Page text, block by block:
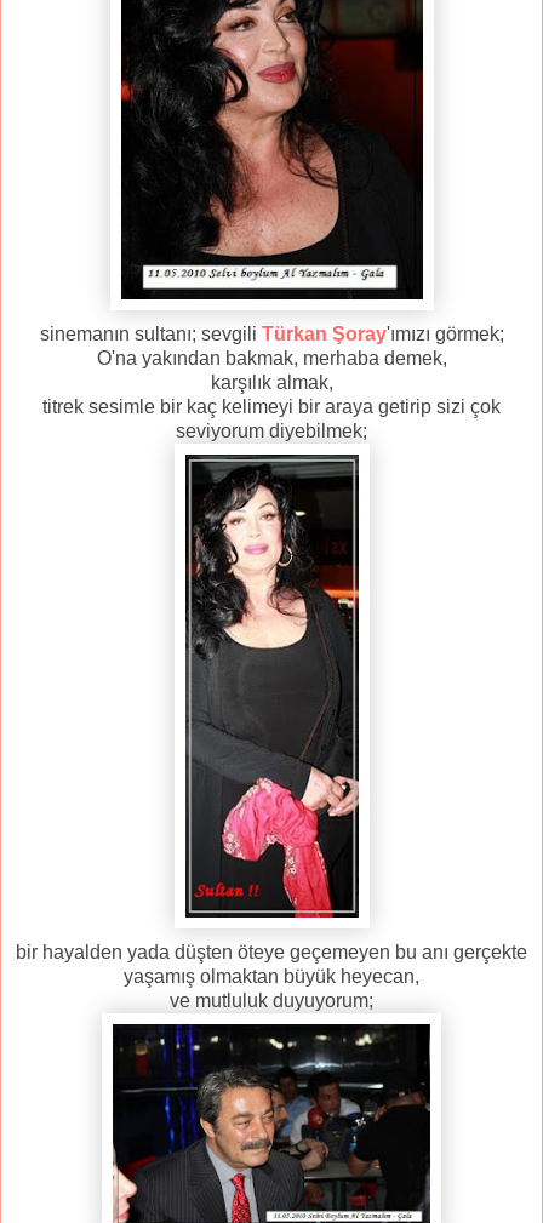
sinemanın sultanı; sevgili Türkan Şoray'ımızı görmek;
O'na yakından bakmak, merhaba demek,
karşılık almak,
titrek sesimle bir kaç kelimeyi bir araya getirip sizi çok
seviyorum diyebilmek;
bir hayalden yada düşten öteye geçemeyen bu anı gerçekte
yaşamış olmaktan büyük heyecan,
ve mutluluk duyuyorum;